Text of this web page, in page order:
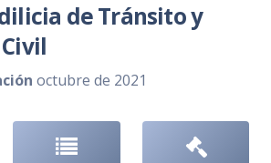
de Tránsito y
octubre de 2021